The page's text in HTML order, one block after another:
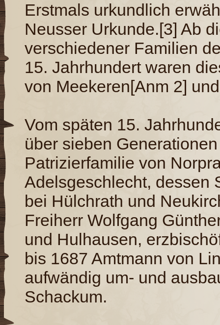
Erstmals urkundlich
Neusser Urkunde.[3] Ab
verschiedener Familien
15. Jahrhundert waren
von Meekeren[Anm 2]
Vom späten 15.
über sieben
Patrizierfamilie von
Adelsgeschlecht, dessen
bei Hülchrath und
Freiherr Wolfgang
und Hulhausen,
bis 1687 Amtmann von
aufwändig um- und
Schackum.